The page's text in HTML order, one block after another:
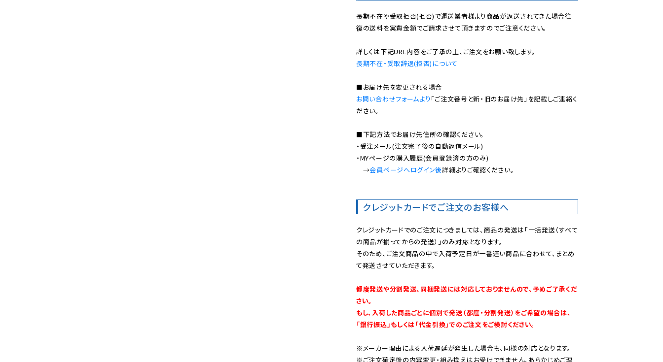
長期不在や受取拒否(拒否)で運送業者様より商品が返送されてきた場合往
復の送料を実費金額でご請求させて頂きますのでご注意ください。
長期不在・受取辞退(拒否)について
お問い合わせフォームより 「ご注文番号と新・旧のお届け先」を記載しご連絡く
ださい。
■下記方法でお届け先住所の確認ください。
・受注メール(注文完了後の自動返信メール)
・MYページの購入履歴(会員登録済の方のみ)
→会員ページへログイン後詳細よりご確認ください。
クレジットカードでご注文のお客様へ
クレジットカードでのご注文につきましては、商品の発送は「一括発送（すべて
の商品が揃ってからの発送）」のみ対応となります。
そのため、ご注文商品の中で入荷予定日が一番遅い商品に合わせて、まとめ
て発送させていただきます。
都度発送や分割発送、同梱発送には対応しておりませんので、予めご了承くだ
さい。
もし、入荷した商品ごとに個別で発送（都度・分割発送）をご希望の場合は、
「銀行振込」もしくは「代金引換」でのご注文をご検討ください。
※メーカー理由による入荷遅延が発生した場合も、同様の対応となります。
※ご注文確定後の内容変更・組み換えはお受けできません。あらかじめご理